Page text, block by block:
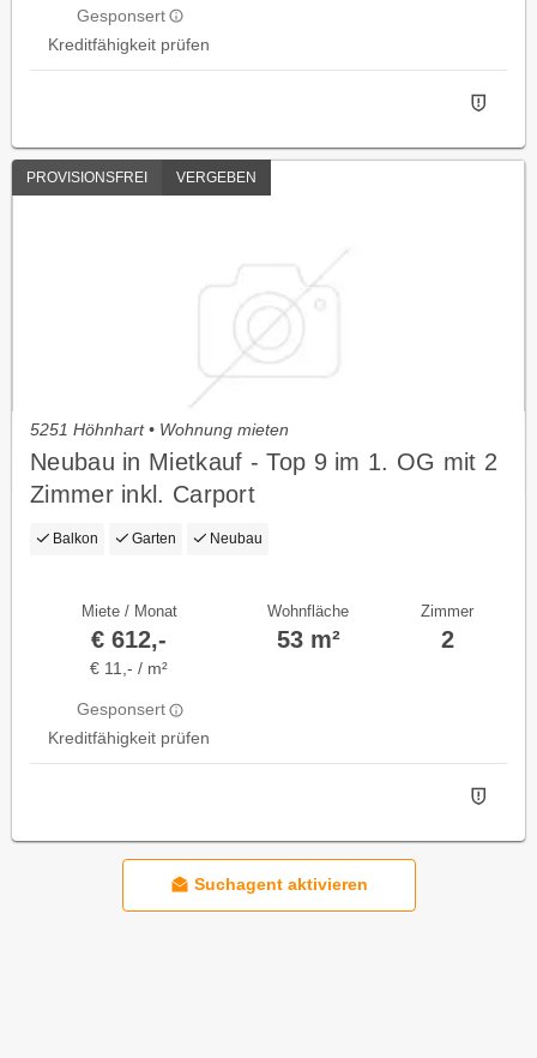
Gesponsert
Kreditfähigkeit prüfen
PROVISIONSFREI VERGEBEN
5251 Höhnhart • Wohnung mieten
Neubau in Mietkauf - Top 9 im 1. OG mit 2
Zimmer inkl. Carport
Balkon Garten Neubau
Miete / Monat
€ 612,-
€ 11,- / m²
Gesponsert
Kreditfähigkeit prüfen
Wohnfläche
53 m²
Zimmer
2
Suchagent aktivieren